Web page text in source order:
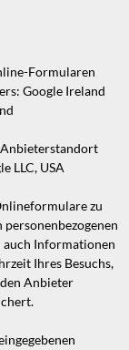
Formularen
Google Ireland
Anbieterstandort
LLC, USA
zu
auch Informationen
Ihres Besuchs,
Anbieter